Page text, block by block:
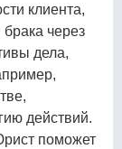
клиента,
через
дела,
действий.
поможет